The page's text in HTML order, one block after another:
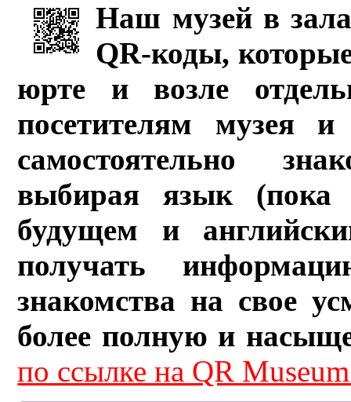
Наш музей в
QR-коды,
юрте и возле
посетителям музея и
самостоятельно
выбирая язык (пока
будущем и
получать
знакомства на свое
более полную и
по ссылке на QR